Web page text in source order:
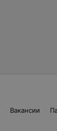
Вакансии